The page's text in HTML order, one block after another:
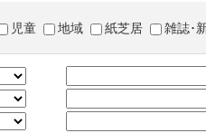
児童 地域 紙芝居 雑誌･